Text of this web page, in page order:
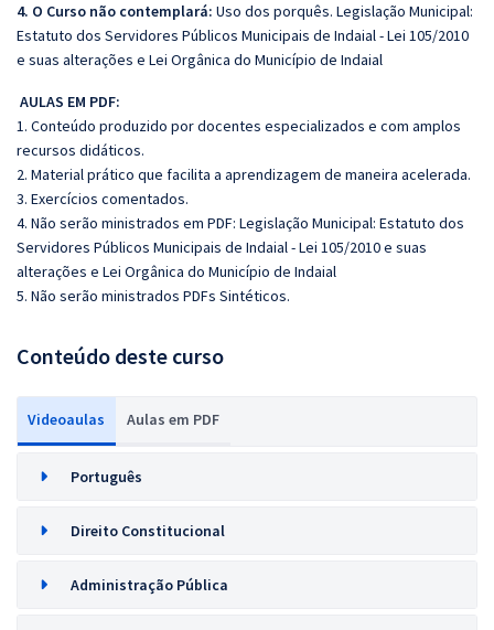
4. O Curso não contemplará: Uso dos porquês. Legislação Municipal:
Estatuto dos Servidores Públicos Municipais de Indaial - Lei 105/2010
e suas alterações e Lei Orgânica do Município de Indaial
AULAS EM PDF:
1. Conteúdo produzido por docentes especializados e com amplos
recursos didáticos.
2. Material prático que facilita a aprendizagem de maneira acelerada.
3. Exercícios comentados.
4. Não serão ministrados em PDF: Legislação Municipal: Estatuto dos
Servidores Públicos Municipais de Indaial - Lei 105/2010 e suas
alterações e Lei Orgânica do Município de Indaial
5. Não serão ministrados PDFs Sintéticos.
Conteúdo deste curso
Videoaulas Aulas em PDF
Português
Direito Constitucional
Administração Pública